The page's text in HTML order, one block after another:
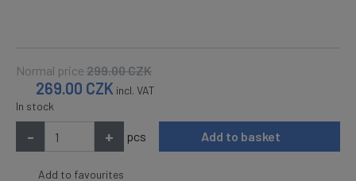
Normal price 299.00CZK
269.00 CZK incl. VAT
In stock
- + pcs Add to basket
Add to favourites